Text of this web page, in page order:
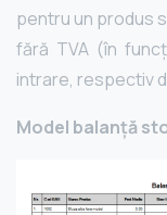
pentru un produs
fără TVA (în
intrare, respectiv
Model balanță